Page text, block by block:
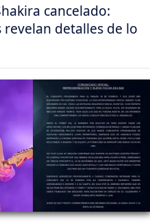
cancelado:
detalles de lo